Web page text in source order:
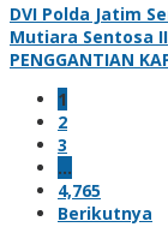
DVI Polda Jatim
Mutiara Sentosa II
PENGGANTIAN
1
2
3
…
4,765
Berikutnya